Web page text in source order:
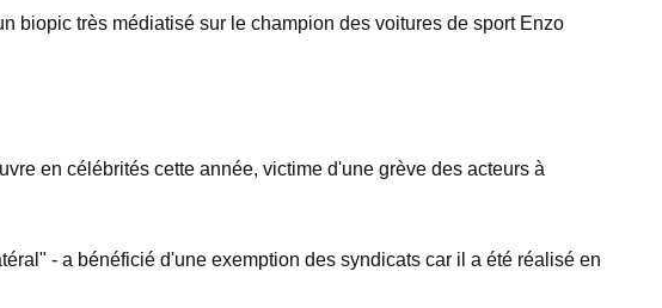
biopic très médiatisé sur le champion des voitures de sport Enzo
en célébrités cette année, victime d'une grève des acteurs à
- a bénéficié d'une exemption des syndicats car il a été réalisé en